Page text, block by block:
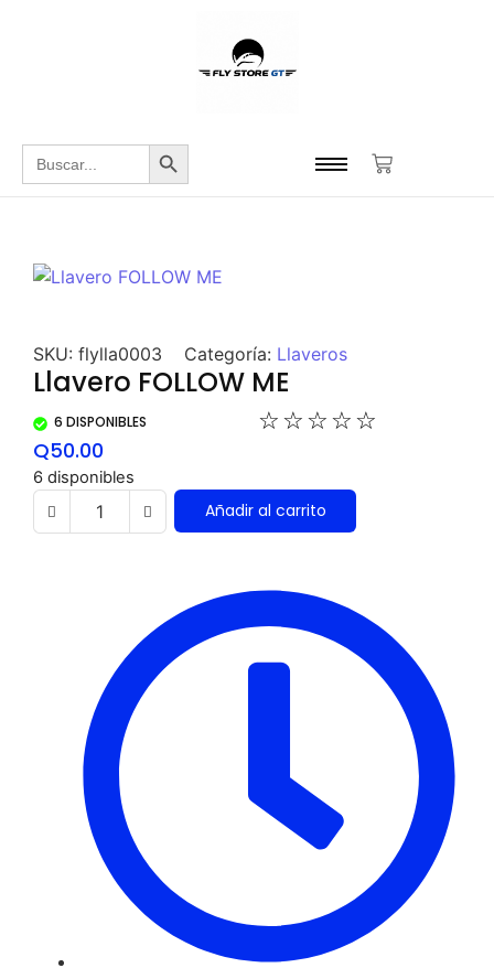
Buscar: Botón de búsqueda
SKU: flylla0003 Categoría: Llaveros
Llavero FOLLOW ME
6 DISPONIBLES ☆ ☆ ☆ ☆ ☆
Q50.00
6 disponibles
Añadir al carrito